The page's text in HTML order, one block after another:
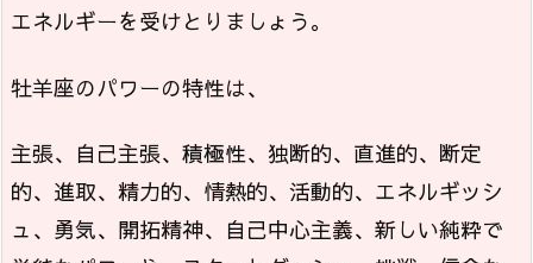
エネルギーを受けとりましょう。
牡羊座のパワーの特性は、
主張、自己主張、積極性、独断的、直進的、断定
的、進取、精力的、情熱的、活動的、エネルギッシ
ュ、勇気、開拓精神、自己中心主義、新しい純粋で